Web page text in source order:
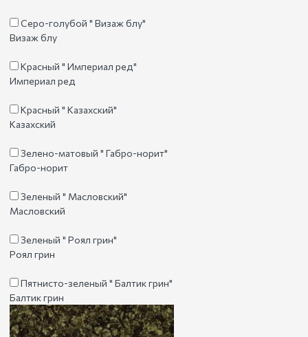
Серо-голубой " Визаж блу"
Визаж блу
Красный " Империал ред"
Империал ред
Красный " Казахский"
Казахский
Зелено-матовый " Габро-норит"
Габро-норит
Зеленый " Масловский"
Масловский
Зеленый " Роял грин"
Роял грин
Пятнисто-зеленый " Балтик грин"
Балтик грин